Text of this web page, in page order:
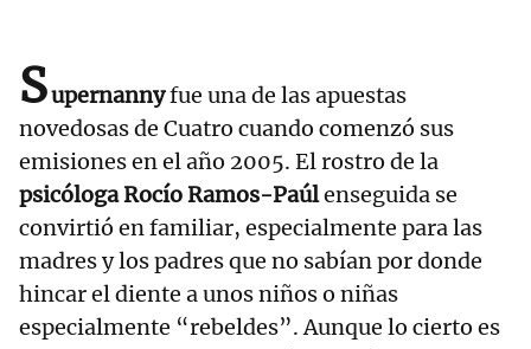
Supernannyfue una de las apuestas
novedosas de Cuatro cuando comenzó sus
emisiones en el año 2005. El rostro de la
psicóloga Rocío Ramos-Paúlenseguida se
convirtió en familiar, especialmente para las
madres y los padres que no sabían por donde
hincar el diente a unos niños o niñas
especialmente “rebeldes”. Aunque lo cierto es